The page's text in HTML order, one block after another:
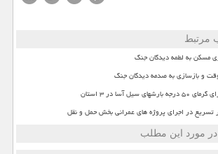
مرتبط
مسکن به لطمه دیدگان جنگ
و بازسازی به صدمه دیدگان جنگ
آسا در ۳ استان
تسریع در اجرای پروژه های عمرانی بخش حمل و نقل
در مورد این مطلب